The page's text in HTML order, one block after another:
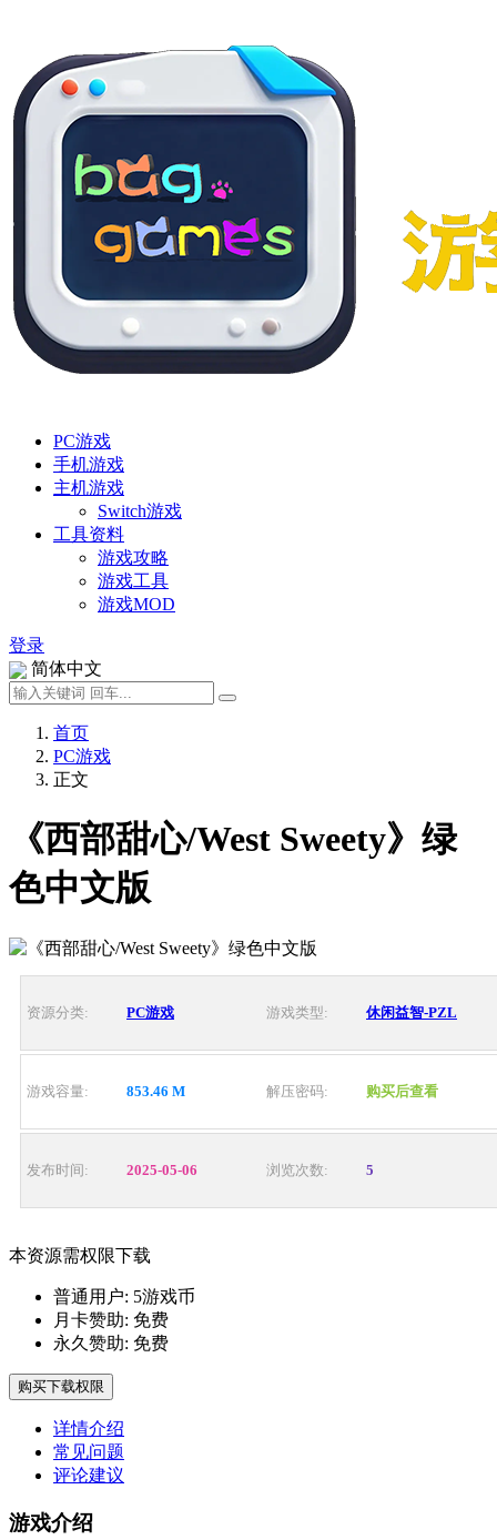
PC游戏
手机游戏
主机游戏
Switch游戏
工具资料
游戏攻略
游戏工具
游戏MOD
登录
简体中文
首页
PC游戏
正文
《西部甜心/West Sweety》绿
色中文版
资源分类: PC游戏 游戏类型: 休闲益智-PZL
游戏容量: 853.46 M 解压密码: 购买后查看
发布时间: 2025-05-06 浏览次数: 5
本资源需权限下载
普通用户: 5游戏币
月卡赞助: 免费
永久赞助: 免费
购买下载权限
详情介绍
常见问题
评论建议
游戏介绍